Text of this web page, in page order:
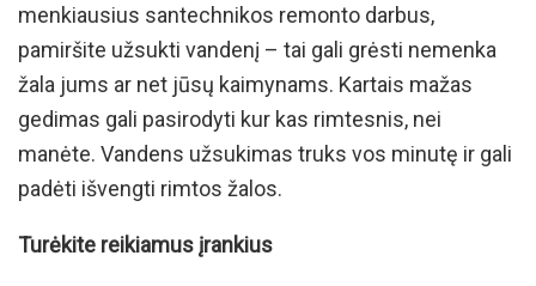
menkiausius santechnikos remonto darbus,
pamiršite užsukti vandenį – tai gali grėsti nemenka
žala jums ar net jūsų kaimynams. Kartais mažas
gedimas gali pasirodyti kur kas rimtesnis, nei
manėte. Vandens užsukimas truks vos minutę ir gali
padėti išvengti rimtos žalos.
Turėkite reikiamus įrankius